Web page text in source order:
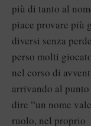
più di tanto al
piace provare più
diversi senza
perso molti
nel corso di
arrivando al
dire “un nome
ruolo, nel proprio